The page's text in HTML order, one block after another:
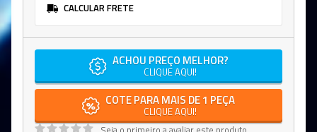
CALCULAR FRETE
ACHOU PREÇO MELHOR?
CLIQUE AQUI!
COTE PARA MAIS DE 1 PEÇA
CLIQUE AQUI!